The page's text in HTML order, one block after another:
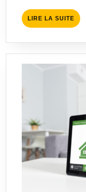
LIRE LA SUITE LIRE
LA